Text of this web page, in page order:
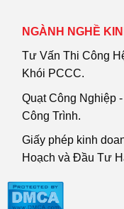
NGÀNH NGHỀ
Tư Vấn Thi Công
Khói PCCC.
Quạt Công Nghiệp
Công Trình.
Giấy phép kinh
Hoạch và Đầu Tư